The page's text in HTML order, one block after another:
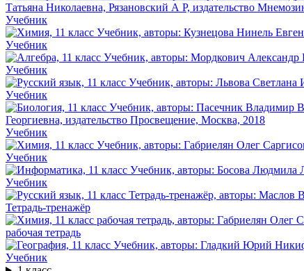
Учебник
Учебник
Учебник
Учебник
Учебник
Учебник
Учебник
Тетрадь-тренажёр
рабочая тетрадь
Учебник